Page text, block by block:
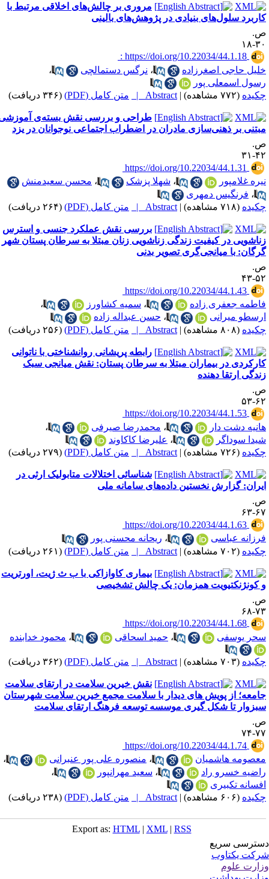
مروری بر چالش‌های اخلاقی مرتبط با
سلول‌های بنیادی در پژوهش‌های بالینی
۱۸
‎ : https://doi.org/10.22034/44.1.18
حاجی اصغرزاده
،نرگس دستمالچی
،
اسمعلی پور
(۷۷۲ مشاهده) |
Abstract | متن کامل (PDF) (۳۴۶ دریافت)
طراحی و بررسی نقش بسته‌ی آموزشی
بر ذهنی‌سازی مادران در اضطراب اجتماعی نوجوانان در یزد
۳۱
‎ https://doi.org/10.22034/44.1.31
غلامپور
،شهلا پزشک ،محسن سعیدمنش
،فرنگیس دمهری
(۷۱۸ مشاهده) |
Abstract | متن کامل (PDF) (۲۶۴ دریافت)
بررسی نقش عملکرد جنسی و استرس
در کیفیت زندگی زناشویی زنان مبتلا به سرطان پستان شهر
با میانجی‌گری تصویر بدنی
۴۳
‎ https://doi.org/10.22034/44.1.43
جعفری زاده
،سمیه کشاورز
،
میرانی
،حسن عبداله زاده
(۸۰۸ مشاهده) |
Abstract | متن کامل (PDF) (۲۵۶ دریافت)
رابطه پریشانی روانشناختی با ناتوانی
در بیماران مبتلا به سرطان پستان: نقش میانجی سبک
ارتقا دهنده
۵۳
‎ https://doi.org/10.22034/44.1.53
دشت دار
،محمدرضا صیرفی
،
سوداگر
،علیرضا کاکاوند
(۷۲۶ مشاهده) |
Abstract | متن کامل (PDF) (۲۷۹ دریافت)
شناسائی اختلالات متابولیک ارثی در
گزارش نخستین داده‌های سامانه ملی
۶۳
‎ https://doi.org/10.22034/44.1.63
عباسی
،ریحانه محسنی پور
(۷۰۲ مشاهده) |
Abstract | متن کامل (PDF) (۲۶۱ دریافت)
بیماری کاوازاکی با ب ث ژیت، اورتریت
کونژنکتیویت همزمان: یک چالش تشخیصی
۶۸
‎ https://doi.org/10.22034/44.1.68
یوسفی
،حمید اسحاقی ،محمود خدابنده
(۷۰۳ مشاهده) |
Abstract | متن کامل (PDF) (۳۶۲ دریافت)
نقش خیرین سلامت در ارتقای سلامت
از پویش های دیدار با سلامت مجمع خیرین سلامت شهرستان
تا شکل گیری موسسه توسعه فرهنگ ارتقای سلامت
۷۴
‎ https://doi.org/10.22034/44.1.74
هاشمیان
،منصوره علی پور عنبرانی
،
خسرو راد
،سعید مهرانپور
،
تکبیری
(۶۰۶ مشاهده) |
Abstract | متن کامل (PDF) (۲۳۸ دریافت)
Export as:HTML |XML |RSS
سریع
یکتاوب
علوم